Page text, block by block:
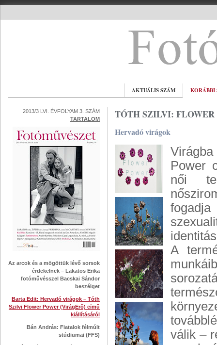
AKTUÁLIS SZÁM KORÁBBI
2013/3 LVI. ÉVFOLYAM 3. SZÁM
TARTALOM
Az arcok és a mögöttük lévő sorsok
érdekelnek – Lakatos Erika
fotóművésszel Bacskai Sándor
beszélget
Barta Edit: Hervadó virágok – Tóth
Szilvi Flower Power (VirágErő) című
kiállításáról
Bán András: Fiatalok félmúlt
stúdiumai (FFS)
TÓTH SZILVI:
Hervadó virágok
Virágba
Power
női
A
válik –